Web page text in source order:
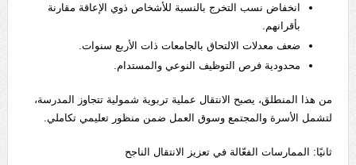
انخفاض نسب التخرج بالنسبة للأشخاص ذوي الإعاقة مقارنة
بأقرانهم.
ضعف معدلات الالتحاق بالجامعات ذات الأربع سنوات.
محدودية فرص التوظيف النوعي والمستدام.
من هذا المنطلق، يصبح الانتقال عملية تربوية شمولية تتجاوز المدرسة،
لتشمل الأسرة والمجتمع وسوق العمل ضمن منظور تعليمي تكاملي.
ثانيًا: الممارسات الفعّالة في تعزيز الانتقال الناجح